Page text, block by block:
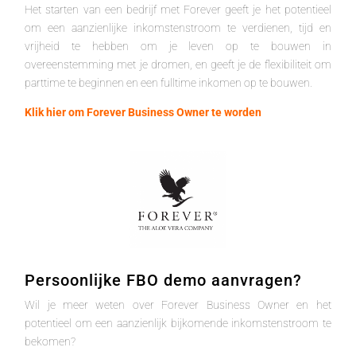
Het starten van een bedrijf met Forever geeft je het potentieel
om een aanzienlijke inkomstenstroom te verdienen, tijd en
vrijheid te hebben om je leven op te bouwen in
overeenstemming met je dromen, en geeft je de flexibiliteit om
parttime te beginnen en een fulltime inkomen op te bouwen.
Klik hier om Forever Business Owner te worden
Persoonlijke FBO demo aanvragen?
Wil je meer weten over Forever Business Owner en het
potentieel om een aanzienlijk bijkomende inkomstenstroom te
bekomen?